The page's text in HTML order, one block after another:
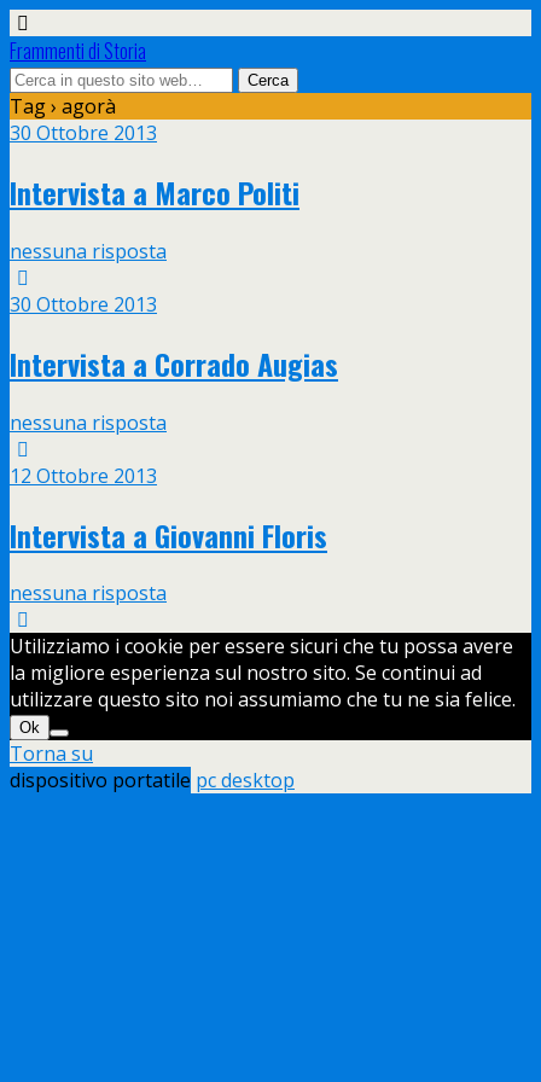
Frammenti di Storia
Tag › agorà
30 Ottobre 2013
Intervista a Marco Politi
nessuna risposta
30 Ottobre 2013
Intervista a Corrado Augias
nessuna risposta
12 Ottobre 2013
Intervista a Giovanni Floris
nessuna risposta
Utilizziamo i cookie per essere sicuri che tu possa avere
la migliore esperienza sul nostro sito. Se continui ad
utilizzare questo sito noi assumiamo che tu ne sia felice.
Ok
Torna su
dispositivo portatile pc desktop